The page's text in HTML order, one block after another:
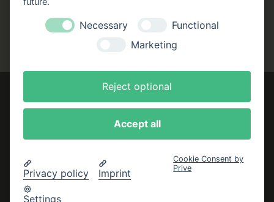
Impressum
Datenschutzerklärung
Necessary
Functional
Marketing
Reject optional
Accept all
Privacy policy Imprint
Settings
Cookie Consent by
Prive